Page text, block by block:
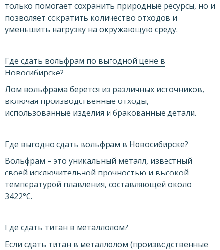
только помогает сохранить природные ресурсы, но и
позволяет сократить количество отходов и
уменьшить нагрузку на окружающую среду.
Где сдать вольфрам по выгодной цене в
Новосибирске?
Лом вольфрама берется из различных источников,
включая производственные отходы,
использованные изделия и бракованные детали.
Где выгодно сдать вольфрам в Новосибирске?
Вольфрам – это уникальный металл, известный
своей исключительной прочностью и высокой
температурой плавления, составляющей около
3422°C.
Где сдать титан в металлолом?
Если сдать титан в металлолом (производственные